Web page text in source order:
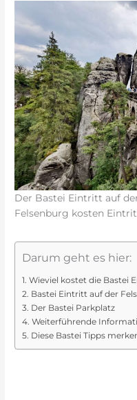
Der Bastei Eintritt auf
Felsenburg kosten
Darum geht es hier:
Wieviel kostet die Bastei
Bastei Eintritt auf der
Der Bastei Parkplatz
Weiterführende
Diese Bastei Tipps